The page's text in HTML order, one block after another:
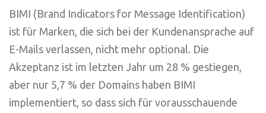
BIMI (Brand Indicators for Message Identification)
ist für Marken, die sich bei der Kundenansprache auf
E-Mails verlassen, nicht mehr optional. Die
Akzeptanz ist im letzten Jahr um 28 % gestiegen,
aber nur 5,7 % der Domains haben BIMI
implementiert, so dass sich für vorausschauende